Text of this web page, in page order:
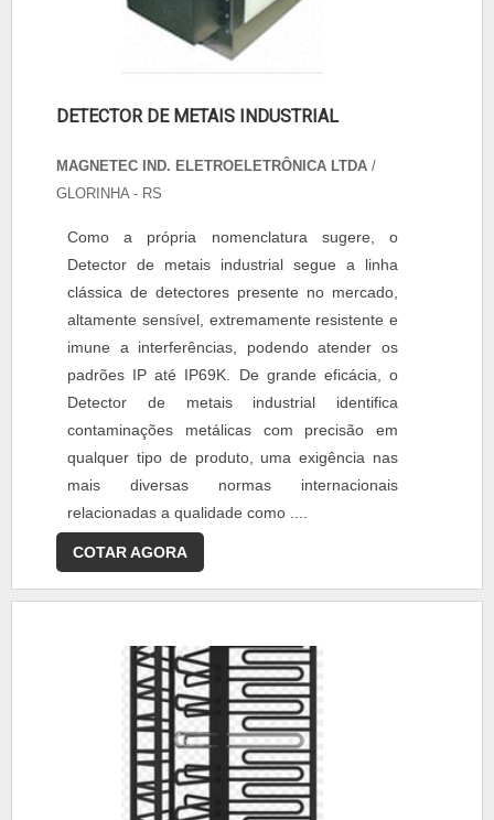
DETECTOR DE METAIS INDUSTRIAL
MAGNETEC IND. ELETROELETRÔNICA LTDA /
GLORINHA - RS
Como a própria nomenclatura sugere, o
Detector de metais industrial segue a linha
clássica de detectores presente no mercado,
altamente sensível, extremamente resistente e
imune a interferências, podendo atender os
padrões IP até IP69K. De grande eficácia, o
Detector de metais industrial identifica
contaminações metálicas com precisão em
qualquer tipo de produto, uma exigência nas
mais diversas normas internacionais
relacionadas a qualidade como ....
COTAR AGORA